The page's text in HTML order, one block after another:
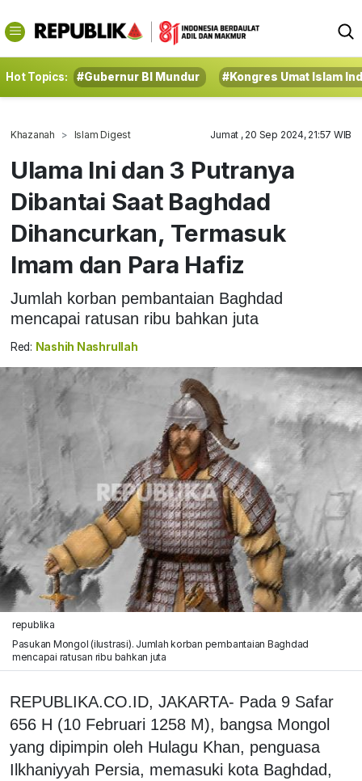
Hot Topics: #Gubernur BI Mundur #Kongres Umat Islam
Khazanah Islam Digest Jumat , 20 Sep 2024, 21:57 WIB
Ulama Ini dan 3 Putranya
Dibantai Saat Baghdad
Dihancurkan, Termasuk
Imam dan Para Hafiz
Jumlah korban pembantaian Baghdad
mencapai ratusan ribu bahkan juta
Red: Nashih Nashrullah
republika
Pasukan Mongol (ilustrasi). Jumlah korban pembantaian Baghdad
mencapai ratusan ribu bahkan juta
REPUBLIKA.CO.ID, JAKARTA- Pada 9 Safar
656 H (10 Februari 1258 M), bangsa Mongol
yang dipimpin oleh Hulagu Khan, penguasa
Ilkhaniyyah Persia, memasuki kota Baghdad,